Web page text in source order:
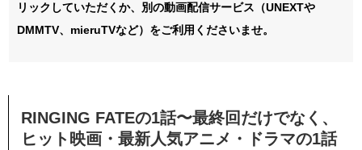
リックしていただくか、別の動画配信サービス（UNEXTや
DMMTV、mieruTVなど）をご利用くださいませ。
RINGING FATEの1話〜最終回だけでなく、
ヒット映画・最新人気アニメ・ドラマの1話